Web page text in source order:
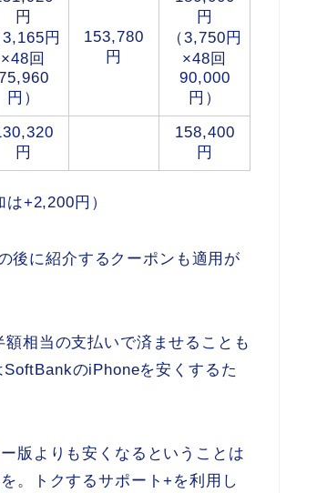
円
3,165円
×48回
円）
153,780
円
円
（3,750円
×48回
90,000
円）
円
158,400
円
+2,200円）
後に紹介するクーポンも適用が
相当の支払いで済ませることも
のiPhoneを安くするた
版よりも安くなるということは
。トクするサポート+を利用し